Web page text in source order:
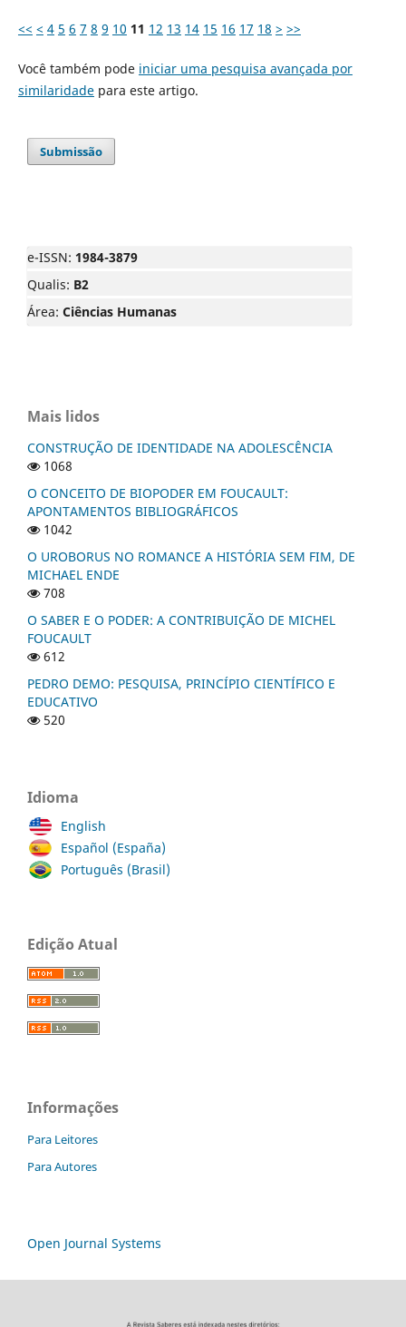
<< < 4 5 6 7 8 9 10 11 12 13 14 15 16 17 18 > >>
Você também pode iniciar uma pesquisa avançada por
similaridadepara este artigo.
Submissão
e-ISSN: 1984-3879
Qualis: B2
Área: Ciências Humanas
Mais lidos
CONSTRUÇÃO DE IDENTIDADE NA ADOLESCÊNCIA
1068
O CONCEITO DE BIOPODER EM FOUCAULT:
APONTAMENTOS BIBLIOGRÁFICOS
1042
O UROBORUS NO ROMANCE A HISTÓRIA SEM FIM, DE
MICHAEL ENDE
708
O SABER E O PODER: A CONTRIBUIÇÃO DE MICHEL
FOUCAULT
612
PEDRO DEMO: PESQUISA, PRINCÍPIO CIENTÍFICO E
EDUCATIVO
520
Idioma
English
Español (España)
Português (Brasil)
Edição Atual
Informações
Para Leitores
Para Autores
Open Journal Systems